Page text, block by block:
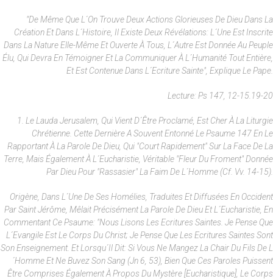
"De Même Que L´on Trouve Deux Actions Glorieuses De Dieu Dans La
Création Et Dans L´histoire, Il Existe Deux Révélations: L´une Est Inscrite
Dans La Nature Elle-Même Et Ouverte À Tous, L´autre Est Donnée Au Peuple
Élu, Qui Devra En Témoigner Et La Communiquer À L´humanité Tout Entière,
Et Est Contenue Dans L´Ecriture Sainte", Explique Le Pape.
Lecture: Ps 147, 12-15.19-20
1. Le Lauda Jerusalem, Qui Vient D´être Proclamé, Est Cher À La Liturgie
Chrétienne. Cette Dernière A Souvent Entonné Le Psaume 147 En Le
Rapportant À La Parole De Dieu, Qui "court Rapidement" Sur La Face De La
Terre, Mais Également À L´Eucharistie, Véritable "fleur Du Froment" Donnée
Par Dieu Pour "rassasier" La Faim De L´homme (cf. Vv. 14-15).
Origène, Dans L´une De Ses Homélies, Traduites Et Diffusées En Occident
Par Saint Jérôme, Mêlait Précisément La Parole De Dieu Et L´Eucharistie, En
Commentant Ce Psaume: "Nous Lisons Les Ecritures Saintes. Je Pense Que
L´Evangile Est Le Corps Du Christ; Je Pense Que Les Ecritures Saintes Sont
Son Enseignement. Et Lorsqu´il Dit: Si Vous Ne Mangez La Chair Du Fils De L
´homme Et Ne Buvez Son Sang (Jn 6, 53), Bien Que Ces Paroles Puissent
Être Comprises Également À Propos Du Mystère [eucharistique], Le Corps